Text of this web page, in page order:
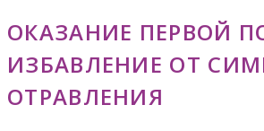
ОКАЗАНИЕ ПЕРВОЙ
ИЗБАВЛЕНИЕ ОТ
ОТРАВЛЕНИЯ